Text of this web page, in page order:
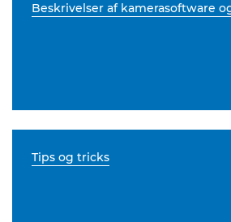
Beskrivelser af kamerasoftware
Tips og tricks